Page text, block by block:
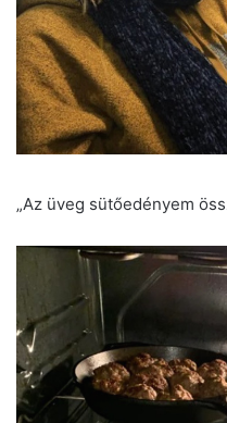
„Az üveg sütőedényem